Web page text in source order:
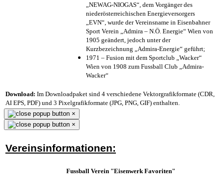
„NEWAG-NIOGAS“, dem Vorgänger des
niederösterreichischen Energieversorgers
„EVN“, wurde der Vereinsname in Eisenbahner
Sport Verein „Admira – N.Ö. Energie“ Wien von
1905 geändert, jedoch unter der
Kurzbezeichnung „Admira-Energie“ geführt;
1971 – Fusion mit dem Sportclub „Wacker“
Wien von 1908 zum Fussball Club „Admira-
Wacker“
Download: Im Downloadpaket sind 4 verschiedene Vektorgrafikformate (CDR,
AI EPS, PDF) und 3 Pixelgrafikformate (JPG, PNG, GIF) enthalten.
×
×
Vereinsinformationen:
Fussball Verein "Eisenwerk Favoriten"